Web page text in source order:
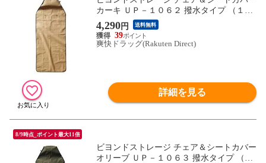
カーキ ＵＰ－１０６２ 撥水タイプ （１
個）
4,290円 送料無料
39
爽快ドラッグ(Rakuten Direct)
詳細を見る
8/9時点_ポイント最大11倍
ビヨンドストレージ チェア＆シートカバー
オリーブ ＵＰ－１０６３ 撥水タイプ （１